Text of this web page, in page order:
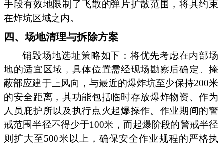
手段有效地限制了飞散的弹片扩散范围，将其约束
在炸坑区域之内。
四、场地清理与拆除方案
销毁场地选址策略如下：将优先考虑在内部场
地的适宜区域，具体位置需经现场勘察后确定。掩
蔽部应建于上风向，与最近的爆炸坑至少保持200米
的安全距离，其功能包括临时存放爆炸物资、作为
人员庇护所以及执行点火起爆操作。作业期间的警
戒范围半径不得少于100米，而起爆阶段的警戒半径
则扩大至500米以上，确保安全作业规程的严格执